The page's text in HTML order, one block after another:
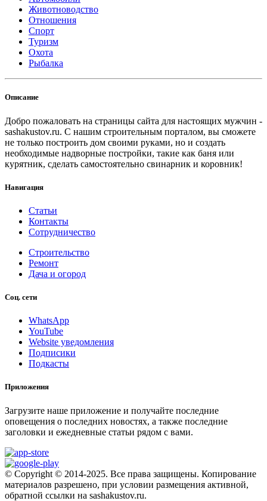
Животноводство
Отношения
Спорт
Туризм
Охота
Рыбалка
Описание
Добро пожаловать на страницы сайта для настоящих мужчин -
sashakustov.ru. С нашим строительным порталом, вы сможете
не только построить дом своими руками, но и создать
необходимые надворные постройки, такие как баня или
курятник, сделать самостоятельно свинарник и коровник!
Навигация
Статьи
Контакты
Сотрудничество
Строительство
Ремонт
Дача и огород
Соц. сети
WhatsApp
YouTube
Website уведомления
Подписики
Подкасты
Приложения
Загрузите наше приложение и получайте последние
оповещения о последних новостях, а также последние
заголовки и ежедневные статьи рядом с вами.
© Copyright © 2014-2025. Все права защищены. Копирование
материалов разрешено, при условии размещения активной,
обратной ссылки на sashakustov.ru.